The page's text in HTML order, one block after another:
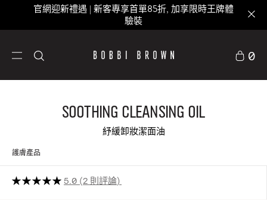
官網迎新禮遇 | 新客專享首單85折, 加享限時王牌體
驗裝
0
Soothing Cleansing Oil
紓緩卸妝潔面油
護膚產品
5.0 2 則評論